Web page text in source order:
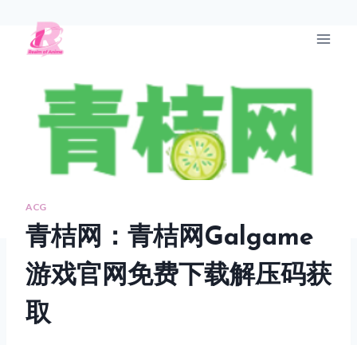
ACG
青桔网：青桔网Galgame
游戏官网免费下载解压码获
取